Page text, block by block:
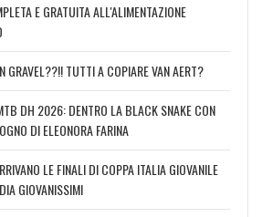
E GRATUITA ALL'ALIMENTAZIONE
GRAVEL??!! TUTTI A COPIARE VAN AERT?
DH 2026: DENTRO LA BLACK SNAKE CON
DI ELEONORA FARINA
LE FINALI DI COPPA ITALIA GIOVANILE
GIOVANISSIMI